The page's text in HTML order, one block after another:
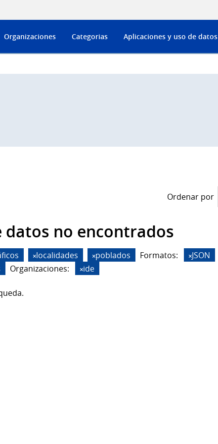
Organizaciones Categorias Aplicaciones y uso de datos
Ordenar por
datos no encontrados
localidades poblados Formatos: JSON
Organizaciones: ide